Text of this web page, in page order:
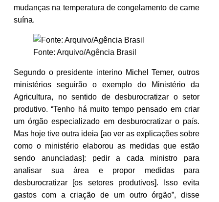
mudanças na temperatura de congelamento de carne
suína.
Fonte: Arquivo/Agência Brasil
Segundo o presidente interino Michel Temer, outros
ministérios seguirão o exemplo do Ministério da
Agricultura, no sentido de desburocratizar o setor
produtivo. “Tenho há muito tempo pensado em criar
um órgão especializado em desburocratizar o país.
Mas hoje tive outra ideia [ao ver as explicações sobre
como o ministério elaborou as medidas que estão
sendo anunciadas]: pedir a cada ministro para
analisar sua área e propor medidas para
desburocratizar [os setores produtivos]. Isso evita
gastos com a criação de um outro órgão”, disse